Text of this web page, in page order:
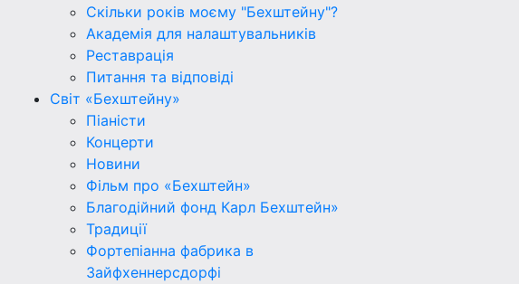
Скільки років моєму "Бехштейну"?
Академія для налаштувальників
Реставрація
Питання та відповіді
Світ «Бехштейну»
Піаністи
Концерти
Новини
Фільм про «Бехштейн»
Благодійний фонд Карл Бехштейн»
Традиції
Фортепіанна фабрика в
Зайфхеннерсдорфi